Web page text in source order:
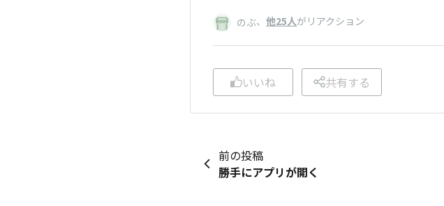
のぶ、 他25人がリアクション
いいね 共有する
前の投稿
勝手にアプリが開く